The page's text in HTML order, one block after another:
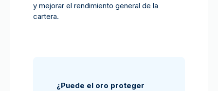
y mejorar el rendimiento general de la
cartera.
¿Puede el oro proteger